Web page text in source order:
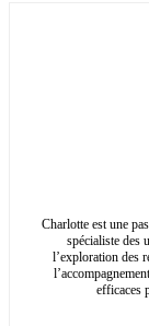
Charlotte est une
spécialiste des
l’exploration des
efficaces